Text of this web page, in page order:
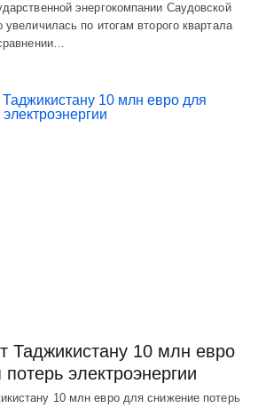
энергокомпании Саудовской
по итогам второго квартала
Таджикистану 10 млн евро
электроэнергии
10 млн евро для снижение потерь